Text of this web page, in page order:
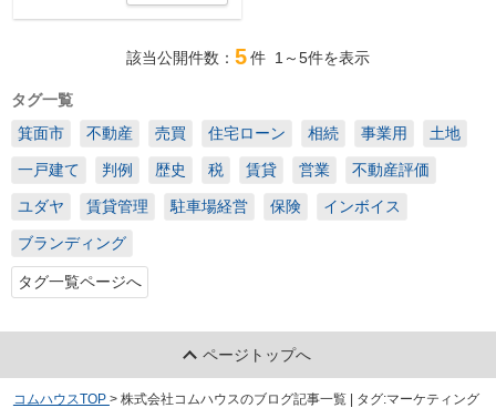
該当公開件数： 5件 1～5件を表示
タグ一覧
箕面市
不動産 売買 住宅ローン 相続 事業用 土地
一戸建て 判例 歴史 税 賃貸 営業 不動産評価
ユダヤ 賃貸管理 駐車場経営 保険 インボイス
ブランディング
タグ一覧ページへ
ページトップへ
コムハウスTOP > 株式会社コムハウスのブログ記事一覧 | タグ:マーケティング